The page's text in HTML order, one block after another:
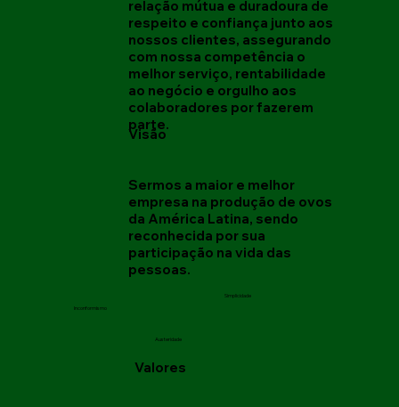
relação mútua e duradoura de
respeito e confiança junto aos
nossos clientes, assegurando
com nossa competência o
melhor serviço, rentabilidade
ao negócio e orgulho aos
colaboradores por fazerem
parte.
Austeridade
Valores
Simplicidade
Inconformismo
Visão
Sermos a maior e melhor
empresa na produção de ovos
da América Latina, sendo
reconhecida por sua
participação na vida das
pessoas.